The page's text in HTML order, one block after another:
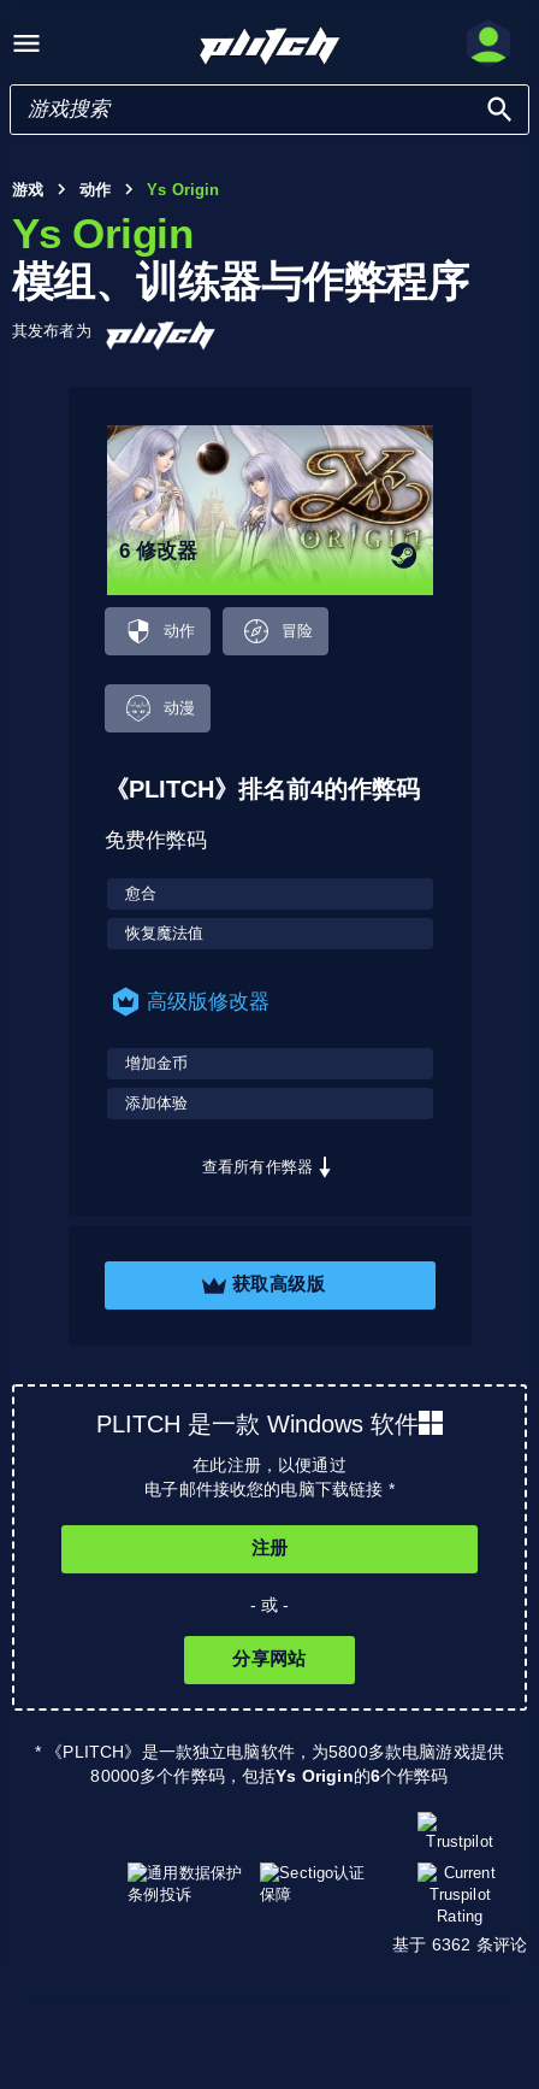
游戏 动作 Ys Origin
Ys Origin
模组、训练器与作弊程序
其发布者为
6 修改器
动作 冒险
动漫
《PLITCH》排名前4的作弊码
免费作弊码
愈合
恢复魔法值
高级版修改器
增加金币
添加体验
查看所有作弊器
获取高级版
PLITCH 是一款 Windows 软件
在此注册，以便通过
电子邮件接收您的电脑下载链接 *
注册
- 或 -
分享网站
* 《PLITCH》是一款独立电脑软件，为5800多款电脑游戏提供
80000多个作弊码，包括Ys Origin的6个作弊码
基于 6362 条评论